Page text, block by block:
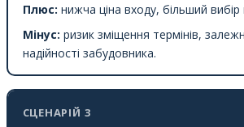
Плюс: нижча ціна входу, більший вибір
Мінус: ризик зміщення термінів,
надійності забудовника.
СЦЕНАРІЙ 3